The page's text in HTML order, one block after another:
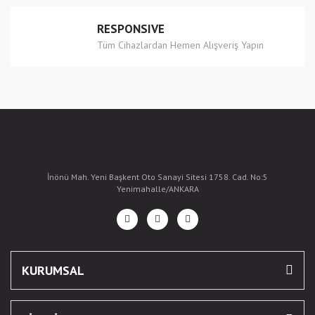
RESPONSIVE
Tüm Cihazlardan Hemen Alışveriş Yapın
İnönü Mah. Yeni Başkent Oto Sanayi Sitesi 1758. Cad. No:5
Yenimahalle/ANKARA
KURUMSAL